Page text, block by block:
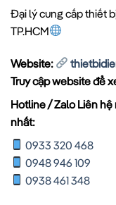
Đại lý cung cấp thiết
TP.HCM
Website:
Truy cập website để
Hotline / Zalo Liên
nhất:
0933 320 468
0948 946 109
0938 461 348